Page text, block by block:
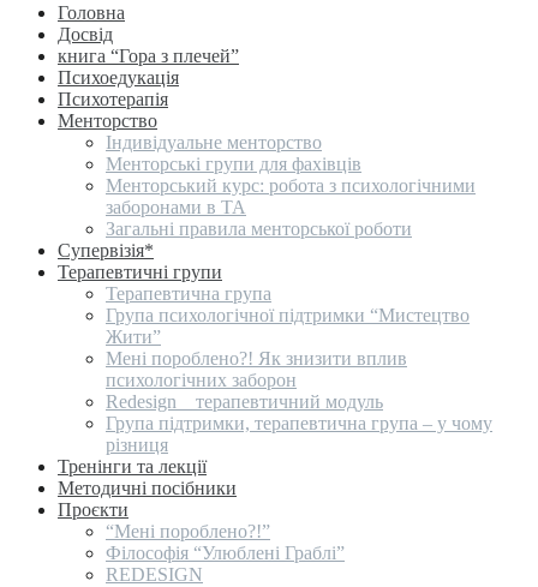
Головна
Досвід
книга “Гора з плечей”
Психоедукація
Психотерапія
Менторство
Індивідуальне менторство
Менторські групи для фахівців
Менторський курс: робота з психологічними
заборонами в ТА
Загальні правила менторської роботи
Супервізія*
Терапевтичні групи
Терапевтична група
Група психологічної підтримки “Мистецтво
Жити”
Мені пороблено?! Як знизити вплив
психологічних заборон
Redesign _ терапевтичний модуль
Група підтримки, терапевтична група – у чому
різниця
Тренінги та лекції
Методичні посібники
Проєкти
“Мені пороблено?!”
Філософія “Улюблені Граблі”
REDESIGN